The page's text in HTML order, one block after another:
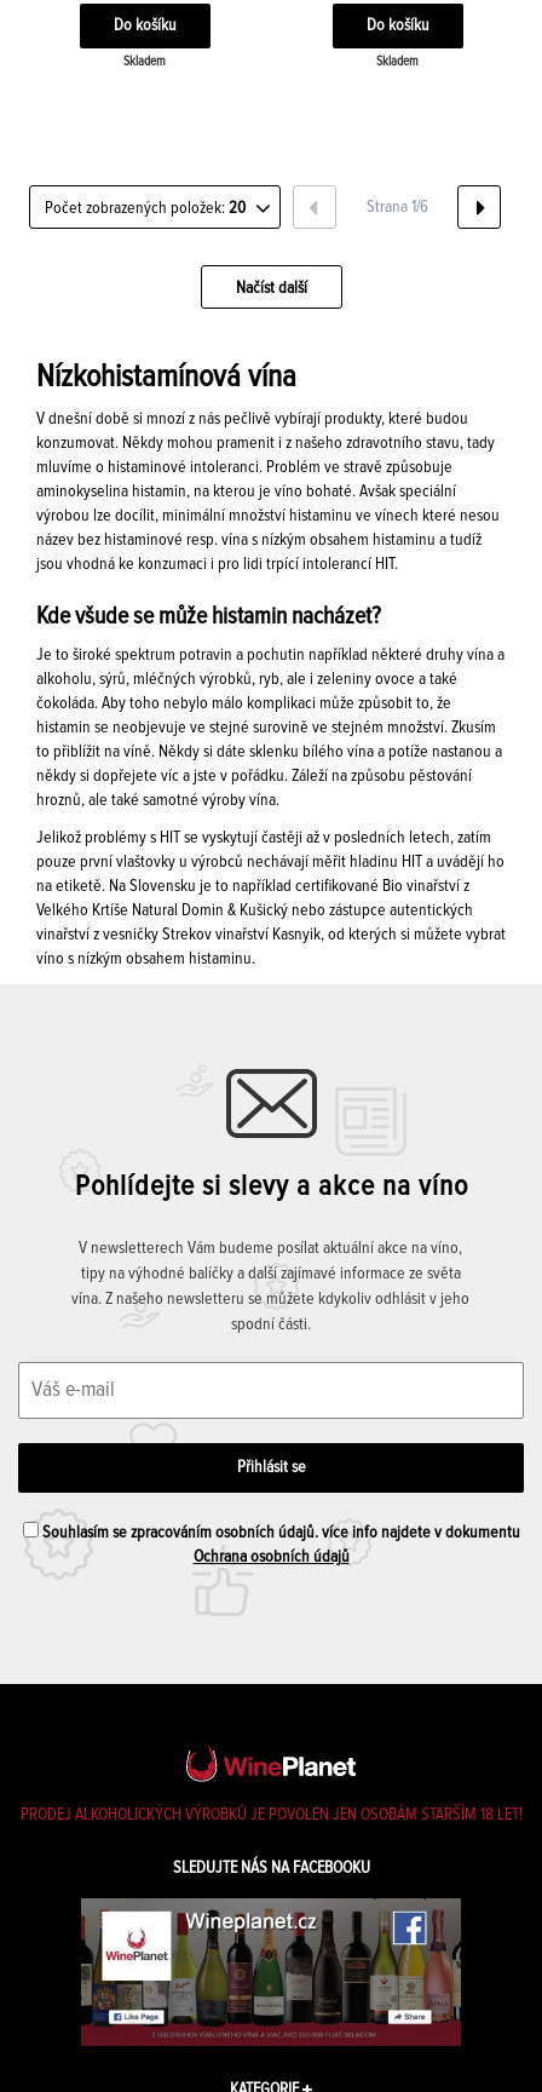
Skladem Skladem
Počet zobrazených položek: 20
Načíst další
Strana 1/6
Nízkohistamínová vína
V dnešní době si mnozí z nás pečlivě vybírají produkty, které budou
konzumovat. Někdy mohou pramenit i z našeho zdravotního stavu, tady
mluvíme o histaminové intoleranci. Problém ve stravě způsobuje
aminokyselina histamin, na kterou je víno bohaté. Avšak speciální
výrobou lze docílit, minimální množství histaminu ve vínech které nesou
název bez histaminové resp. vína s nízkým obsahem histaminu a tudíž
jsou vhodná ke konzumaci i pro lidi trpící intolerancí HIT.
Kde všude se může histamin nacházet?
Je to široké spektrum potravin a pochutin například některé druhy vína a
alkoholu, sýrů, mléčných výrobků, ryb, ale i zeleniny ovoce a také
čokoláda. Aby toho nebylo málo komplikaci může způsobit to, že
histamin se neobjevuje ve stejné surovině ve stejném množství. Zkusím
to přiblížit na víně. Někdy si dáte sklenku bílého vína a potíže nastanou a
někdy si dopřejete víc a jste v pořádku. Záleží na způsobu pěstování
hroznů, ale také samotné výroby vína.
Jelikož problémy s HIT se vyskytují častěji až v posledních letech, zatím
pouze první vlaštovky u výrobců nechávají měřit hladinu HIT a uvádějí ho
na etiketě. Na Slovensku je to například certifikované Bio vinařství z
Velkého Krtíše Natural Domin & Kušický nebo zástupce autentických
vinařství z vesničky Strekov vinařství Kasnyik, od kterých si můžete vybrat
víno s nízkým obsahem histaminu.
Pohlídejte si slevy a akce na víno
V newsletterech Vám budeme posílat aktuální akce na víno,
tipy na výhodné balíčky a další zajímavé informace ze světa
vína. Z našeho newsletteru se můžete kdykoliv odhlásit v jeho
spodní části.
Souhlasím se zpracováním osobních údajů. více info najdete v dokumentu
Ochrana osobních údajů
PRODEJ ALKOHOLICKÝCH VÝROBKŮ JE POVOLEN JEN OSOBÁM STARŠÍM 18 LET!
SLEDUJTE NÁS NA FACEBOOKU